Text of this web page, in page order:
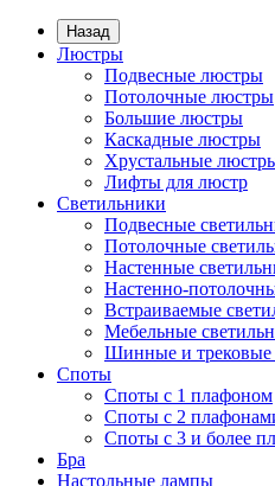
Назад
Люстры
Подвесные люстры
Потолочные люстры
Большие люстры
Каскадные люстры
Хрустальные
Лифты для люстр
Светильники
Подвесные
Потолочные
Настенные
Настенно-
Встраиваемые
Мебельные
Шинные и трековые
Споты
Споты с 1 плафоном
Споты с 2
Споты с 3 и более
Бра
Настольные лампы